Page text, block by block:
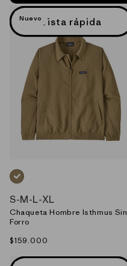
NuevoVista rápida
NEUTRO_(SLKH)
S-M-L-XL
Chaqueta Hombre Isthmus Sin
Forro
Precio
$159.000